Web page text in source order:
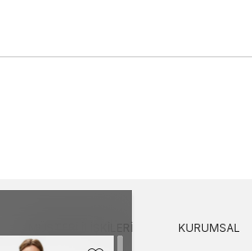
MÜŞTERI İLIŞKILERI KURUMSAL